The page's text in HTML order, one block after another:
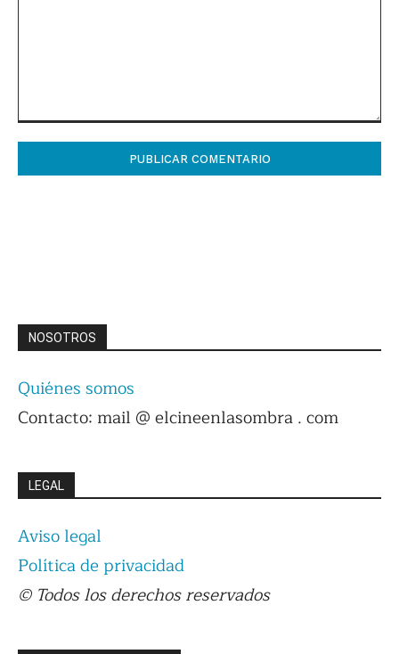
Comentario:
NOSOTROS
Quiénes somos
Contacto: mail @ elcineenlasombra . com
LEGAL
Aviso legal
Política de privacidad
© Todos los derechos reservados